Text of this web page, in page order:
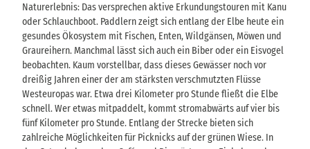
Naturerlebnis: Das versprechen aktive Erkundungstouren mit Kanu
oder Schlauchboot. Paddlern zeigt sich entlang der Elbe heute ein
gesundes Ökosystem mit Fischen, Enten, Wildgänsen, Möwen und
Graureihern. Manchmal lässt sich auch ein Biber oder ein Eisvogel
beobachten. Kaum vorstellbar, dass dieses Gewässer noch vor
dreißig Jahren einer der am stärksten verschmutzten Flüsse
Westeuropas war. Etwa drei Kilometer pro Stunde fließt die Elbe
schnell. Wer etwas mitpaddelt, kommt stromabwärts auf vier bis
fünf Kilometer pro Stunde. Entlang der Strecke bieten sich
zahlreiche Möglichkeiten für Picknicks auf der grünen Wiese. In